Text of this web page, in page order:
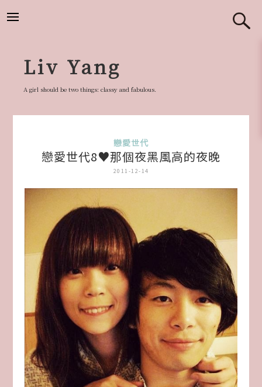
Liv Yang
A girl should be two things: classy and fabulous.
戀愛世代
戀愛世代8♥那個夜黑風高的夜晚
2011-12-14